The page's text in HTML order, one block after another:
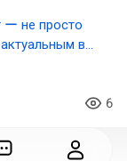
не просто
в
6